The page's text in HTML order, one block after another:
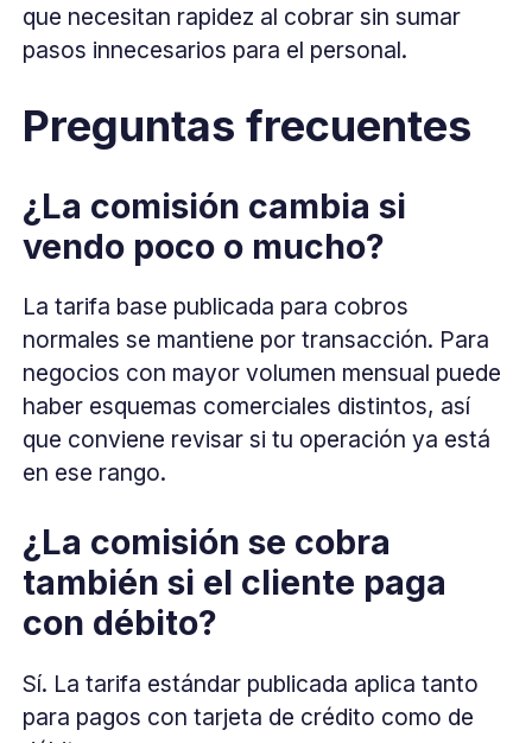
que necesitan rapidez al cobrar sin sumar
pasos innecesarios para el personal.
Preguntas frecuentes
¿La comisión cambia si
vendo poco o mucho?
La tarifa base publicada para cobros
normales se mantiene por transacción. Para
negocios con mayor volumen mensual puede
haber esquemas comerciales distintos, así
que conviene revisar si tu operación ya está
en ese rango.
¿La comisión se cobra
también si el cliente paga
con débito?
Sí. La tarifa estándar publicada aplica tanto
para pagos con tarjeta de crédito como de